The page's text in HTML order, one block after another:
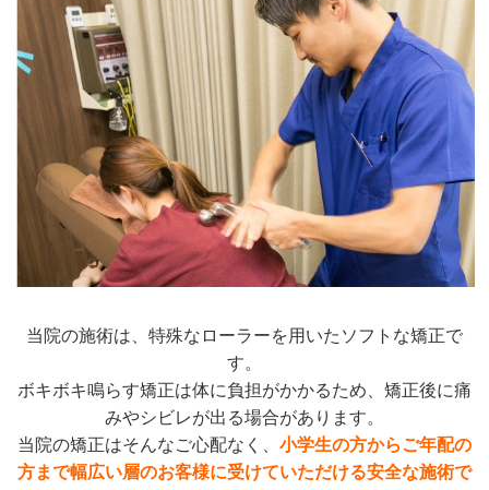
当院の施術は、特殊なローラーを用いたソフトな矯正で
す。
ボキボキ鳴らす矯正は体に負担がかかるため、矯正後に痛
みやシビレが出る場合があります。
当院の矯正はそんなご心配なく、 小学生の方からご年配の
方まで幅広い層のお客様に受けていただける安全な施術で